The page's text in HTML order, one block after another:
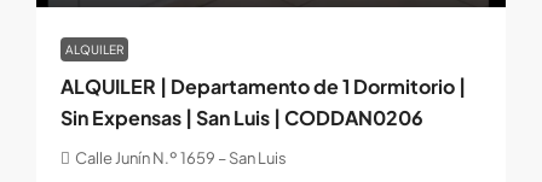
ALQUILER
ALQUILER | Departamento de 1 Dormitorio |
Sin Expensas | San Luis | CODDAN0206
Calle Junín N.º 1659 – San Luis